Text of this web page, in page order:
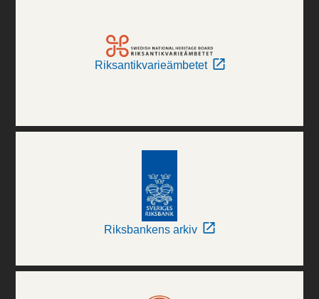
Riksantikvarieämbetet
Riksbankens arkiv